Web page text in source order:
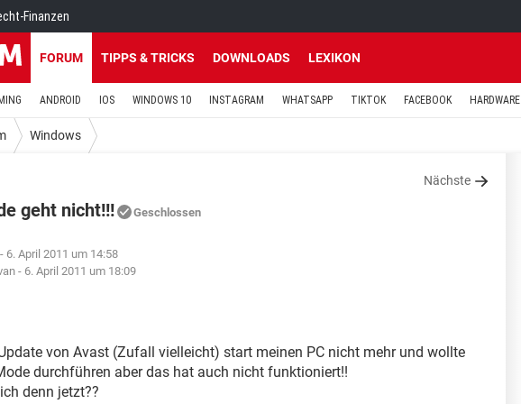
Finanzen
FORUM TIPPS & TRICKS DOWNLOADS LEXIKON
ANDROID IOS WINDOWS 10 INSTAGRAM WHATSAPP TIKTOK FACEBOOK HARDWARE
Windows
Nächste
geht nicht!!! Geschlossen
- 6. April 2011 um 14:58
- 6. April 2011 um 18:09
von Avast (Zufall vielleicht) start meinen PC nicht mehr und wollte
durchführen aber das hat auch nicht funktioniert!!
denn jetzt??